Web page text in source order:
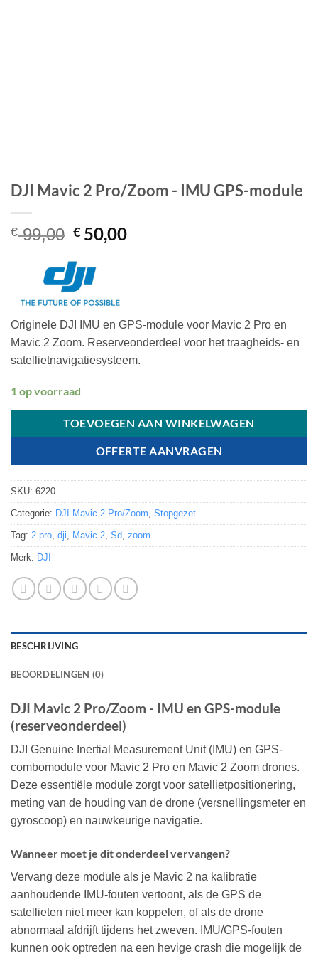
DJI Mavic 2 Pro/Zoom - IMU GPS-module
€99,00 Oorspronkelijke
prijs
was:
€ 99,00.
€ 50,00Huidige
Originele DJI IMU en GPS-module voor Mavic 2 Pro en
Mavic 2 Zoom. Reserveonderdeel voor het traagheids- en
satellietnavigatiesysteem.
1 op voorraad
TOEVOEGEN AAN WINKELWAGEN
OFFERTE AANVRAGEN
SKU: 6220
Categorie: DJI Mavic 2 Pro/Zoom Stopgezet
Tag: 2 pro dji Mavic 2 Sd zoom
Merk: DJI
BESCHRIJVING
BEOORDELINGEN (0)
DJI Mavic 2 Pro/Zoom - IMU en GPS-module
(reserveonderdeel)
DJI Genuine Inertial Measurement Unit (IMU) en GPS-
combomodule voor Mavic 2 Pro en Mavic 2 Zoom drones.
Deze essentiële module zorgt voor satellietpositionering,
meting van de houding van de drone (versnellingsmeter en
gyroscoop) en nauwkeurige navigatie.
Wanneer moet je dit onderdeel vervangen?
Vervang deze module als je Mavic 2 na kalibratie
aanhoudende IMU-fouten vertoont, als de GPS de
satellieten niet meer kan koppelen, of als de drone
abnormaal afdrijft tijdens het zweven. IMU/GPS-fouten
kunnen ook optreden na een hevige crash die mogelijk de